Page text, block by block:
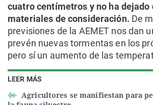
LEER MÁS
Agricultores se manifiestan para
cuatro centímetros y no ha dejado
materiales de consideración. De
previsiones de la AEMET nos dan
prevén nuevas tormentas en los
pero sí un aumento de las